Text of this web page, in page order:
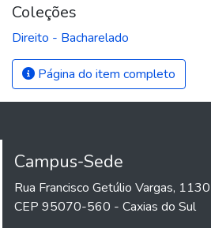
Coleções
Direito - Bacharelado
Página do item completo
Campus-Sede
Rua Francisco Getúlio Vargas, 1130
CEP 95070-560 - Caxias do Sul